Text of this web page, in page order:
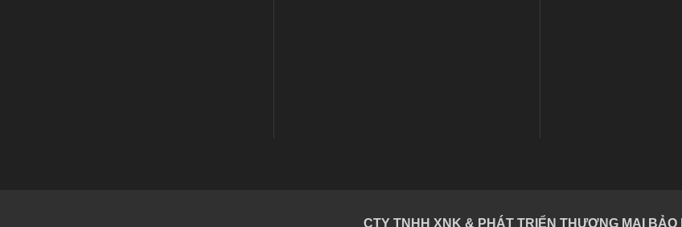
CTY TNHH XNK & PHÁT TRIỂN THƯƠNG MẠI BẢO